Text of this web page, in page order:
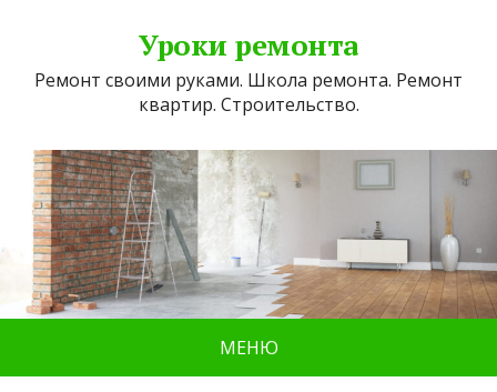
Уроки ремонта
Ремонт своими руками. Школа ремонта. Ремонт
квартир. Строительство.
МЕНЮ